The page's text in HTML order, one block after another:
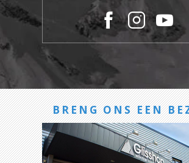
BRENG ONS EEN